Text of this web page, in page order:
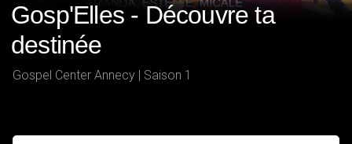
Gosp'Elles - Découvre ta
destinée
Gospel Center Annecy | Saison 1